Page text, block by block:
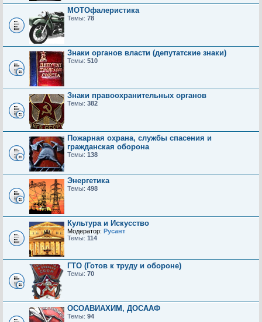
МОТОфалеристика
Темы: 78
Знаки органов власти (депутатские знаки)
Темы: 510
Знаки правоохранительных органов
Темы: 382
Пожарная охрана, службы спасения и
гражданская оборона
Темы: 138
Энергетика
Темы: 498
Культура и Искусство
Модератор: Русант
Темы: 114
ГТО (Готов к труду и обороне)
Темы: 70
ОСОАВИАХИМ, ДОСААФ
Темы: 94